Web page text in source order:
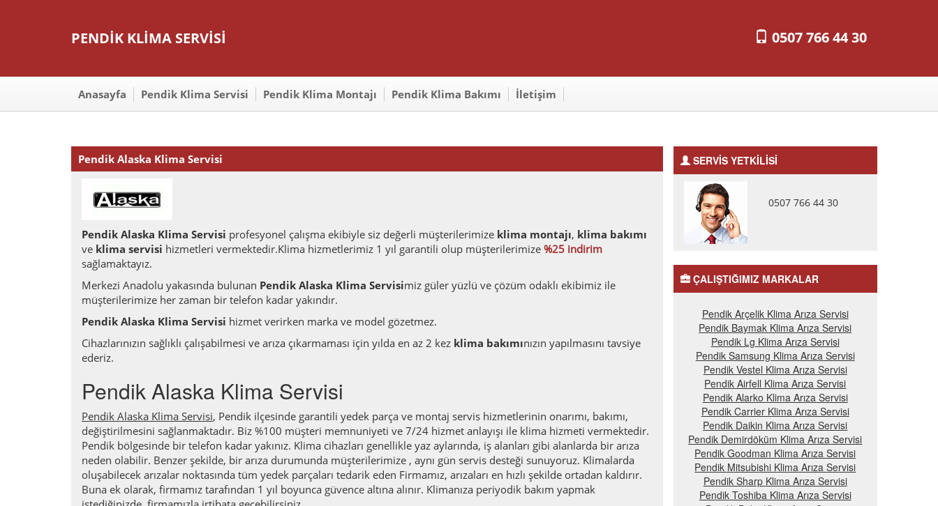
PENDİK KLİMA SERVİSİ 0507 766 44 30
Anasayfa Pendik Klima Servisi Pendik Klima Montajı Pendik Klima Bakımı İletişim
Pendik Alaska Klima Servisi
Pendik Alaska Klima Servisi profesyonel çalışma ekibiyle siz değerli müşterilerimize klima montajı, klima bakımı
ve klima servisi hizmetleri vermektedir.Klima hizmetlerimiz 1 yıl garantili olup müşterilerimize %25 indirim
sağlamaktayız.
Merkezi Anadolu yakasında bulunan Pendik Alaska Klima Servisimiz güler yüzlü ve çözüm odaklı ekibimiz ile
müşterilerimize her zaman bir telefon kadar yakındır.
Pendik Alaska Klima Servisi hizmet verirken marka ve model gözetmez.
Cihazlarınızın sağlıklı çalışabilmesi ve arıza çıkarmaması için yılda en az 2 kez klima bakımınızın yapılmasını tavsiye
ederiz.
Pendik Alaska Klima Servisi
Pendik Alaska Klima Servisi, Pendik ilçesinde garantili yedek parça ve montaj servis hizmetlerinin onarımı, bakımı,
değiştirilmesini sağlanmaktadır. Biz %100 müşteri memnuniyeti ve 7/24 hizmet anlayışı ile klima hizmeti vermektedir.
Pendik bölgesinde bir telefon kadar yakınız. Klima cihazları genellikle yaz aylarında, iş alanları gibi alanlarda bir arıza
neden olabilir. Benzer şekilde, bir arıza durumunda müşterilerimize , aynı gün servis desteği sunuyoruz. Klimalarda
oluşabilecek arızalar noktasında tüm yedek parçaları tedarik eden Firmamız, arızaları en hızlı şekilde ortadan kaldırır.
Buna ek olarak, firmamız tarafından 1 yıl boyunca güvence altına alınır. Klimanıza periyodik bakım yapmak
SERVİS YETKİLİSİ
0507 766 44 30
ÇALIŞTIĞIMIZ MARKALAR
Pendik Arçelik Klima Arıza Servisi
Pendik Baymak Klima Arıza Servisi
Pendik Lg Klima Arıza Servisi
Pendik Samsung Klima Arıza Servisi
Pendik Vestel Klima Arıza Servisi
Pendik Airfell Klima Arıza Servisi
Pendik Alarko Klima Arıza Servisi
Pendik Carrier Klima Arıza Servisi
Pendik Daikin Klima Arıza Servisi
Pendik Demirdöküm Klima Arıza Servisi
Pendik Goodman Klima Arıza Servisi
Pendik Mitsubishi Klima Arıza Servisi
Pendik Sharp Klima Arıza Servisi
Pendik Toshiba Klima Arıza Servisi